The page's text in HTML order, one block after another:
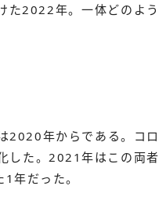
た2022年。一体どのよう
2020年からである。コロ
した。2021年はこの両者
年だった。